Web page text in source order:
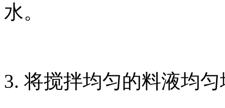
水。
3. 将搅拌均匀的料液均